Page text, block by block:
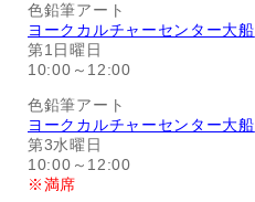
色鉛筆アート
ヨークカルチャーセンター大船
第1日曜日
10:00～12:00
色鉛筆アート
ヨークカルチャーセンター大船
第3水曜日
10:00～12:00
※満席